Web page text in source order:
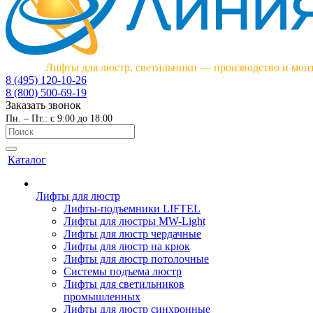
Лифты для люстр, светильники — производство и
8 (495) 120-10-26
8 (800) 500-69-19
Заказать звонок
Пн. – Пт.: с 9:00 до 18:00
Каталог
Лифты для люстр
Лифты-подъемники LIFTEL
Лифты для люстры MW-Light
Лифты для люстр чердачные
Лифты для люстр на крюк
Лифты для люстр потолочные
Системы подъема люстр
Лифты для светильников
промышленных
Лифты для люстр синхронные